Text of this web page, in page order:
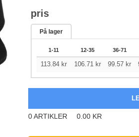
pris
På lager
1-11 12-35 36-71
113.84 kr 106.71 kr 99.57 kr
0ARTIKLER 0.00 KR